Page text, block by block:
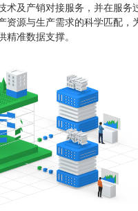
术及产销对接服务，并在服务
资源与生产需求的科学匹配，
精准数据支撑。